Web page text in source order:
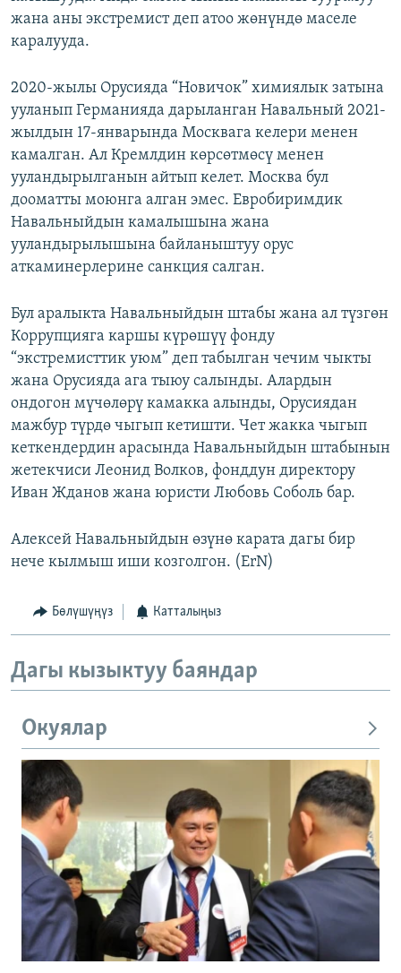
жана аны экстремист деп атоо жөнүндө маселе
каралууда.
2020-жылы Орусияда “Новичок” химиялык затына
ууланып Германияда дарыланган Навальный 2021-
жылдын 17-январында Москвага келери менен
камалган. Ал Кремлдин көрсөтмөсү менен
ууландырылганын айтып келет. Москва бул
дооматты моюнга алган эмес. Евробиримдик
Навальныйдын камалышына жана
ууландырылышына байланыштуу орус
аткаминерлерине санкция салган.
Бул аралыкта Навальныйдын штабы жана ал түзгөн
Коррупцияга каршы күрөшүү фонду
“экстремисттик уюм” деп табылган чечим чыкты
жана Орусияда ага тыюу салынды. Алардын
ондогон мүчөлөрү камакка алынды, Орусиядан
мажбур түрдө чыгып кетишти. Чет жакка чыгып
кеткендердин арасында Навальныйдын штабынын
жетекчиси Леонид Волков, фонддун директору
Иван Жданов жана юристи Любовь Соболь бар.
Алексей Навальныйдын өзүнө карата дагы бир
нече кылмыш иши козголгон. (ErN)
Бөлүшүңүз Катталыңыз
Дагы кызыктуу баяндар
Окуялар